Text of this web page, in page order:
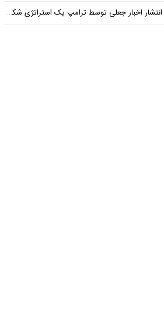
انتشار اخبار جعلی توسط ترامپ یک استراتژی شکست خورده است